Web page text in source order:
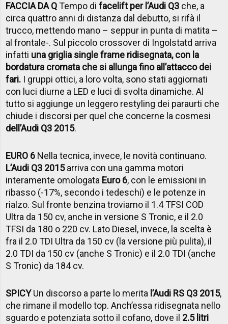
FACCIA DA QTempo difacelift per l’Audi Q3 che, a
circa quattro anni di distanza dal debutto, si rifà il
trucco, mettendo mano – seppur in punta di matita –
al frontale-. Sul piccolo crossover di Ingolstatd arriva
infatti una griglia single frame ridisegnata, con la
bordatura cromata che si allunga fino all’attacco dei
fari. I gruppi ottici, a loro volta, sono stati aggiornati
con luci diurne a LED e luci di svolta dinamiche. Al
tutto si aggiunge un leggero restyling dei paraurti che
chiude i discorsi per quel che concerne la cosmesi
dell’Audi Q3 2015.
EURO 6 Nella tecnica, invece, le novità continuano.
L’Audi Q3 2015arriva con una gamma motori
interamente omologata Euro 6, con le emissioni in
ribasso (-17%, secondo i tedeschi) e le potenze in
rialzo. Sul fronte benzina troviamo il 1.4 TFSI COD
Ultra da 150 cv, anche in versione S Tronic, e il 2.0
TFSI da 180 o 220 cv. Lato Diesel, invece, la scelta è
fra il 2.0 TDI Ultra da 150 cv (la versione più pulita), il
2.0 TDI da 150 cv (anche S Tronic) e il 2.0 TDI (anche
S Tronic) da 184 cv.
SPICYUn discorso a parte lo merita l’Audi RS Q3 2015,
che rimane il modello top. Anch’essa ridisegnata nello
sguardo e potenziata sotto il cofano, dove il 2.5 litri